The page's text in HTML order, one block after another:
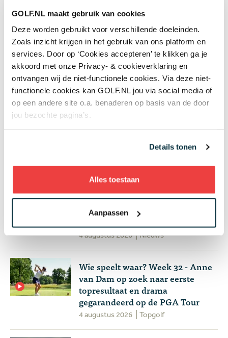
GOLF.NL maakt gebruik van cookies
Deze worden gebruikt voor verschillende doeleinden.
Zoals inzicht krijgen in het gebruik van ons platform en
services. Door op ‘Cookies accepteren’ te klikken ga je
akkoord met onze Privacy- & cookieverklaring en
ontvangen wij de niet-functionele cookies. Via deze niet-
functionele cookies kan GOLF.NL jou via social media of
op een andere site o.a. benaderen op basis van de door
jou bezochte pagina’s.
Details tonen
Alles toestaan
Aanpassen
Lees meer over
Golfregels
Meest gelezen
Luiten echt de makkelijkste
manier om te chippen
4 augustus 2026 Instructie
Donald Trump claimt twee
clubtitels op eigen baan: 'Ik heb
talent, zij hebben dat niet'
4 augustus 2026 Nieuws
Wie speelt waar? Week 32 - Anne
van Dam op zoek naar eerste
topresultaat en drama
gegarandeerd op de PGA Tour
4 augustus 2026 Topgolf